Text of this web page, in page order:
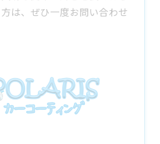
は、ぜひ一度お問い合わせ